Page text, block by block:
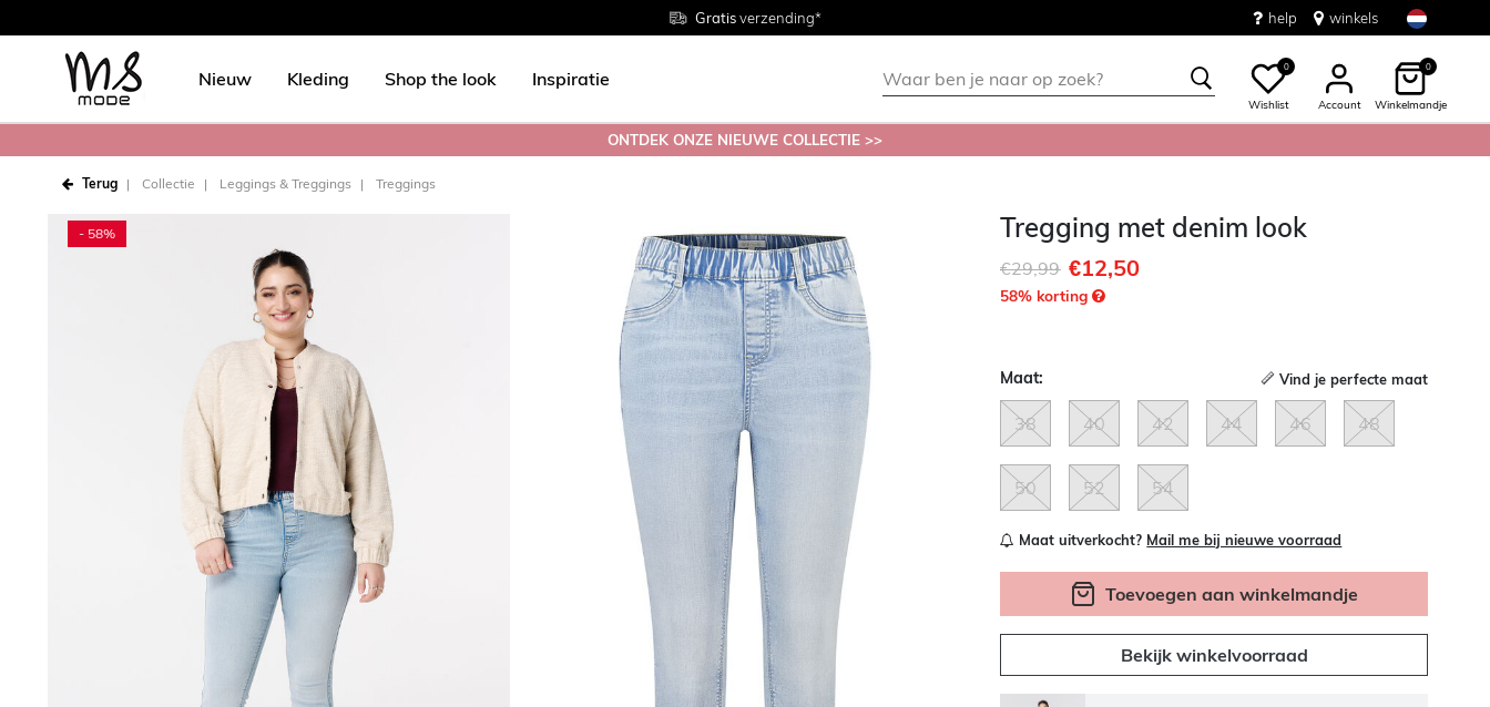
Gratisverzending*
Maten38 - 54
Gratisretourneren in de winkel help winkels
Nieuw Kleding Shop the look Inspiratie
0
Wishlist Account
0
Winkelmandje
ONTDEK ONZE NIEUWE COLLECTIE >>
Terug Collectie Leggings & Treggings Treggings
- 58% Tregging met denim look
Afgeprijsd van
€29,99naar
€12,50
58% korting
Maat: Vind je perfecte maat
38 40 42 44 46 48
50 52 54
Maat uitverkocht? Mail me bij nieuwe voorraad
Toevoegen aan winkelmandje
Bekijk winkelvoorraad